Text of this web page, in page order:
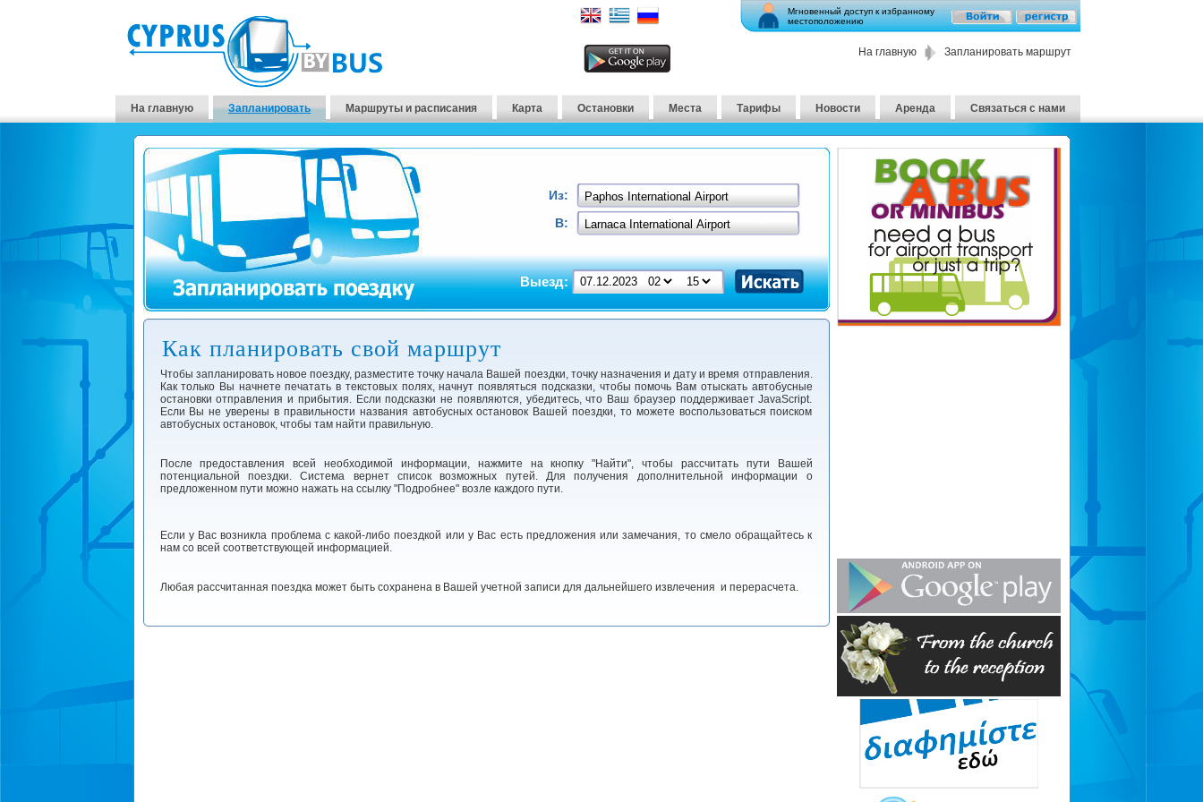
Мгновенный доступ к избранному
местоположению
На главную Запланировать маршрут
На главную Запланировать Маршруты и расписания Карта Остановки Места Тарифы Новости Аренда Связаться с нами
Из:
В:
Выезд:
Как планировать свой ​​маршрут
Чтобы запланировать новое поездку, разместите точку начала Вашей поездки, точку назначения и дату и время отправления.
Как только Вы начнете печатать в текстовых полях, начнут появляться подсказки, чтобы помочь Вам отыскать автобусные
остановки отправления и прибытия. Если подсказки не появляются, убедитесь, что Ваш браузер поддерживает JavaScript.
Если Вы не уверены в правильности названия автобусных остановок Вашей поездки, то можете воспользоваться поиском
автобусных остановок, чтобы там найти правильную.
После предоставления всей необходимой информации, нажмите на кнопку "Найти", чтобы рассчитать пути Вашей
потенциальной поездки. Система вернет список возможных путей. Для получения дополнительной информации о
предложенном пути можно нажать на ссылку "Подробнее" возле каждого пути.
Если у Вас возникла проблема с какой-либо поездкой или у Вас есть предложения или замечания, то смело обращайтесь к
нам со всей соответствующей информацией.
Любая рассчитанная поездка может быть сохранена в Вашей учетной записи для дальнейшего извлечения и перерасчета.